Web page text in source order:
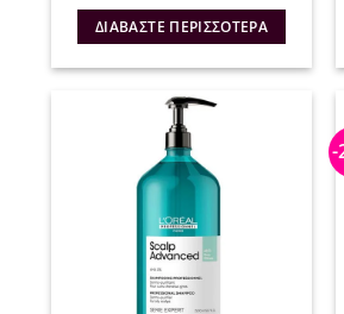
was:
€52.80.
τιμή
είναι:
ΔΙΑΒΆΣΤΕ ΠΕΡΙΣΣΌΤΕΡΑ
-